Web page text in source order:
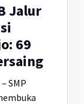
Jalur
69
SMP